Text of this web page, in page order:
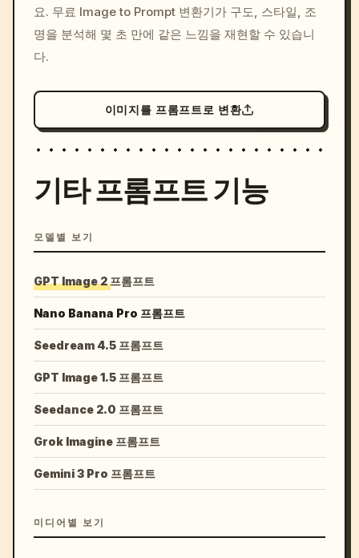
colors, 8k --v 6.0
요. 무료 Image to Prompt 변환기가 구도, 스타일, 조
명을 분석해 몇 초 만에 같은 느낌을 재현할 수 있습니
다.
이미지를 프롬프트로 변환
기타 프롬프트 기능
모델별 보기
GPT Image 2 프롬프트
Nano Banana Pro 프롬프트
Seedream 4.5 프롬프트
GPT Image 1.5 프롬프트
Seedance 2.0 프롬프트
Grok Imagine 프롬프트
Gemini 3 Pro 프롬프트
미디어별 보기